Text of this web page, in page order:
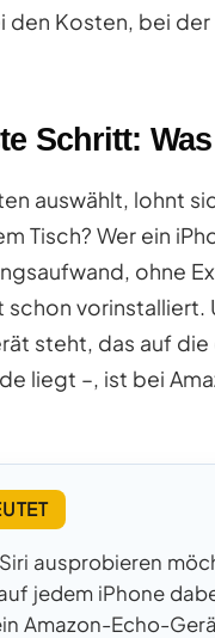
den Kosten, bei
Schritt:
auswählt, lohnt
Tisch? Wer ein
ohne
steht, das auf
liegt –, ist bei
ausprobieren
jedem iPhone
Amazon-Echo-